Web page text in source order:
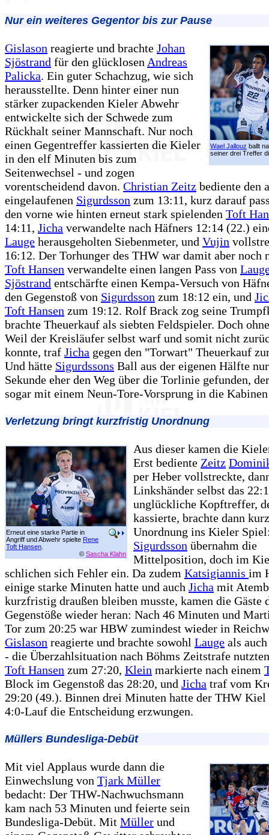
Nur ein weiteres Gegentor bis zur Pause
Wael Jallouz ballt
seiner drei Treffer
Gislason reagierte und brachte Johan
Sjöstrand für den glücklosen Andreas
Palicka. Ein guter Schachzug, wie sich
herausstellte. Denn hinter einer nun
stärker zupackenden Kieler Abwehr
entwickelte sich der Schwede zum
Rückhalt seiner Mannschaft. Nur noch
einen Gegentreffer kassierten die Kieler
in den elf Minuten bis zum
Seitenwechsel - und zogen
vorentscheidend davon. Christian Zeitz bediente den
eingelaufenen Sigurdsson zum 13:11, kurz darauf
den vorne wie hinten erneut stark spielenden Toft
14:11, Jicha verwandelte nach Häfners 12:14 (22.)
Lauge herausgeholten Siebenmeter, und Vujin
16:12. Der Torhunger des THW war damit aber
Toft Hansen verwandelte einen langen Pass von
Sjöstrand entschärfte einen Kempa-Versuch von
den Gegenstoß von Sigurdsson zum 18:12 ein, und
Toft Hansen zum 19:12. Rolf Brack zog seine
brachte Theuerkauf als siebten Feldspieler. Doch
Weil der Kreisläufer selbst warf und somit nicht
konnte, traf Jicha gegen den "Torwart" Theuerkauf
Und hätte Sigurdssons Ball aus der eigenen Hälfte
Sekunde eher den Weg über die Torlinie gefunden,
sogar mit einem Neun-Tore-Vorsprung in die Kabinen
Verletzung bringt kurzfristig Unordnung
Erneut eine starke Partie in
Angriff und Abwehr spielte Rene
Toft Hansen
© Sascha Klahn
Aus dieser kamen die
Erst bediente Zeitz
per Heber vollstreckte,
Linkshänder selbst das
unglückliche Kopftreffer,
kassierte, brachte dann
Unordnung ins Kieler
Sigurdsson übernahm die
Mittelposition, doch im
schlichen sich Fehler ein. Da zudem Katsigiannis im
einige starke Minuten hatte und auch Jicha mit
kurzfristig draußen bleiben musste, kamen die Gäste
Gegenstöße wieder heran: Nach 46 Minuten und
Tor zum 20:25 war HBW zumindest wieder in
Gislason reagierte und brachte sowohl Lauge als
- die Überzahlsituation nach Böhms Zeitstrafe
Toft Hansen zum 27:20, Klein markierte nach einem
Block im Gegenstoß das 28:20, und Jicha traf vom
29:20 (49.). Binnen drei Minuten hatte der THW
4:0-Lauf die Entscheidung erzwungen.
Müllers Bundesliga-Debüt
Mit viel Applaus wurde dann die
Einwechslung von Tjark Müller
bedacht: Der THW-Nachwuchsmann
kam nach 53 Minuten und feierte sein
Bundesliga-Debüt. Mit Müller und